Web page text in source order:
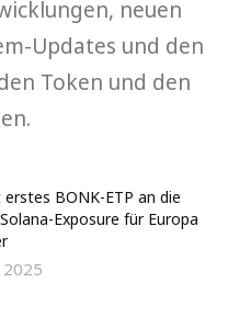
neuen
Updates und den
Token und den
BONK-ETP an die
Exposure für Europa